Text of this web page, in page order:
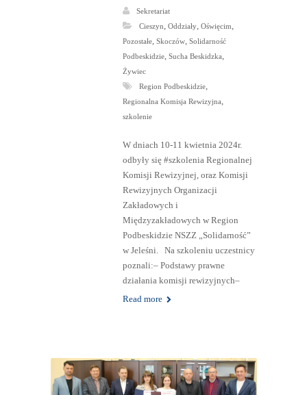
Sekretariat
Cieszyn Oddziały, Oświęcim
Pozostałe, Skoczów, Solidarność
Podbeskidzie, Sucha Beskidzka
Żywiec
Region Podbeskidzie,
Regionalna Komisja Rewizyjna
szkolenie
W dniach 10-11 kwietnia 2024r.
odbyły się #szkolenia Regionalnej
Komisji Rewizyjnej, oraz Komisji
Rewizyjnych Organizacji
Zakładowych i
Międzyzakładowych w Region
Podbeskidzie NSZZ „Solidarność”
w Jeleśni. Na szkoleniu uczestnicy
poznali:– Podstawy prawne
działania komisji rewizyjnych–
Read more